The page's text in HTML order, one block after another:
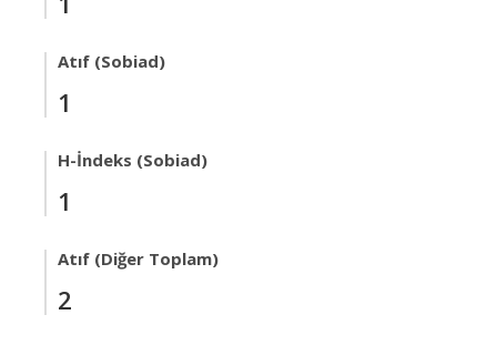
Atıf (Sobiad)
1
H-İndeks (Sobiad)
1
Atıf (Diğer Toplam)
2